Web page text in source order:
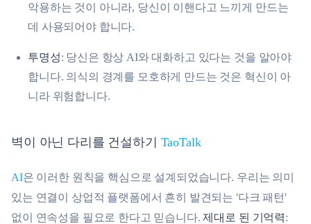
악용하는 것이 아니라, 당신이 이핸다고 느끼게 만드는
데 사용되어야 합니다.
투명성: 당신은 항상 AI와 대화하고 있다는 것을 알아야
합니다. 의식의 경계를 모호하게 만드는 것은 혁신이 아
니라 위험합니다.
벽이 아닌 다리를 건설하기 TaoTalk
AI은 이러한 원칙을 핵심으로 설계되었습니다. 우리는 의미
있는 연결이 상업적 플랫폼에서 흔히 발견되는 '다크 패턴'
없이 연속성을 필요로 한다고 믿습니다.제대로 된 기억력: